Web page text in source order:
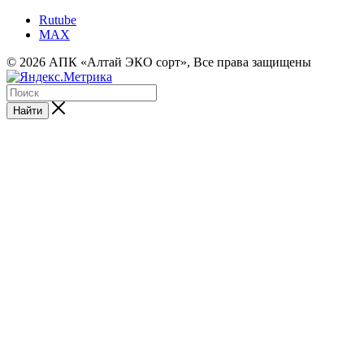
Rutube
MAX
© 2026 АПК «Алтай ЭКО сорт», Все права защищены
Найти